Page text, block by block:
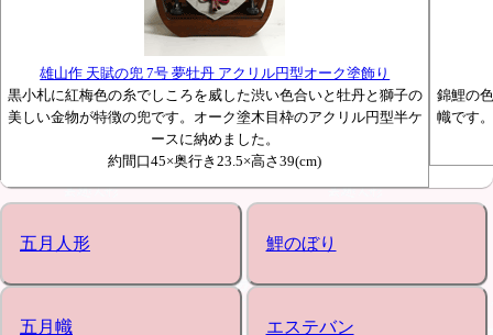
雄山作 天賦の兜 7号 夢牡丹 アクリル円型オーク塗飾り
黒小札に紅梅色の糸でしころを威した渋い色合いと牡丹と獅子の
美しい金物が特徴の兜です。オーク塗木目枠のアクリル円型半ケ
ースに納めました。
約間口45×奥行き23.5×高さ39(cm)
錦鯉の
幟です
五月人形 鯉のぼり
五月幟 エステバン